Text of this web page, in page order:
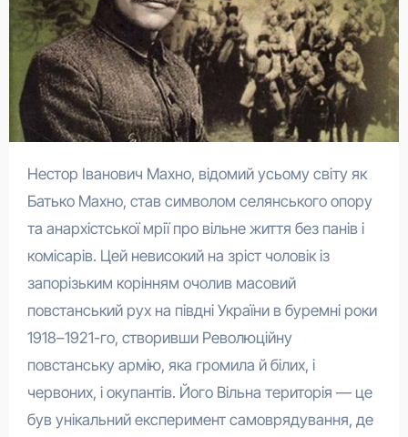
Нестор Іванович Махно, відомий усьому світу як
Батько Махно, став символом селянського опору
та анархістської мрії про вільне життя без панів і
комісарів. Цей невисокий на зріст чоловік із
запорізьким корінням очолив масовий
повстанський рух на півдні України в буремні роки
1918–1921-го, створивши Революційну
повстанську армію, яка громила й білих, і
червоних, і окупантів. Його Вільна територія — це
був унікальний експеримент самоврядування, де